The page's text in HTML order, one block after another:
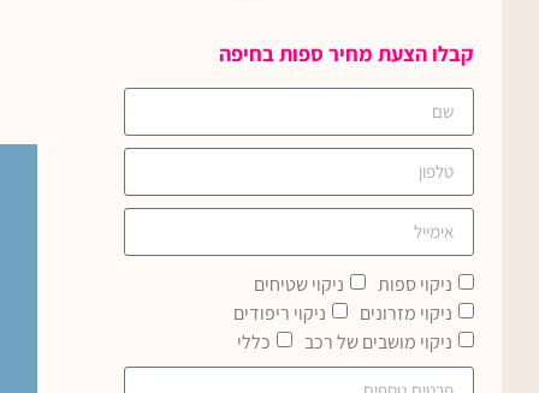
קבלו הצעת מחיר ספות בחיפה
ניקוי ספות
ניקוי שטיחים
ניקוי מזרונים
ניקוי ריפודים
ניקוי מושבים של רכב
כללי